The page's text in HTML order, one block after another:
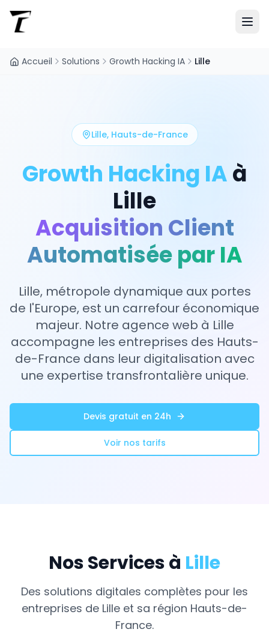
Accueil Solutions Growth Hacking IA Lille
Lille, Hauts-de-France
Growth Hacking IAà
Lille
Acquisition Client
Automatisée par IA
Lille, métropole dynamique aux portes
de l'Europe, est un carrefour économique
majeur. Notre agence web à Lille
accompagne les entreprises des Hauts-
de-France dans leur digitalisation avec
une expertise transfrontalière unique.
Devis gratuit en 24h
Voir nos tarifs
Nos Services à Lille
Des solutions digitales complètes pour les
entreprises de Lille et sa région Hauts-de-
France.